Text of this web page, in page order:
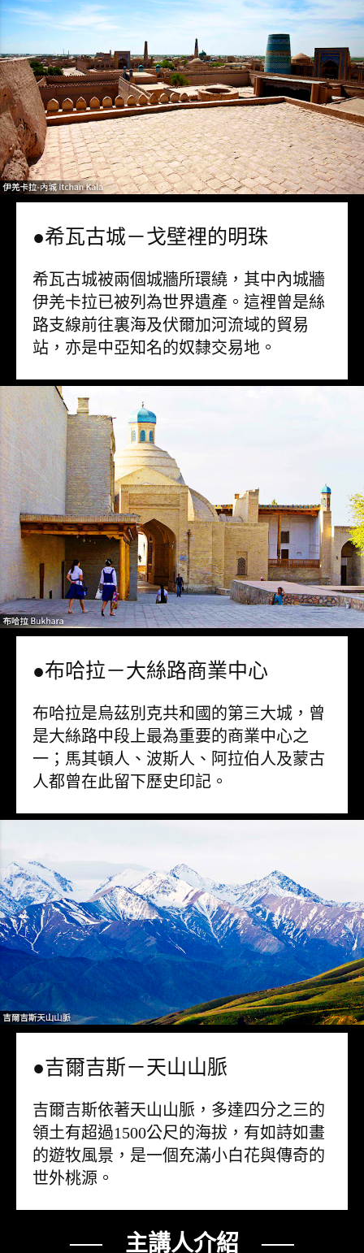
●希瓦古城－戈壁裡的明珠
希瓦古城被兩個城牆所環繞，其中內城牆
伊羌卡拉已被列為世界遺產。這裡曾是絲
路支線前往裏海及伏爾加河流域的貿易
站，亦是中亞知名的奴隸交易地。
●布哈拉－大絲路商業中心
布哈拉是烏茲別克共和國的第三大城，曾
是大絲路中段上最為重要的商業中心之
一；馬其頓人、波斯人、阿拉伯人及蒙古
人都曾在此留下歷史印記。
●吉爾吉斯－天山山脈
吉爾吉斯依著天山山脈，多達四分之三的
領土有超過1500公尺的海拔，有如詩如畫
的遊牧風景，是一個充滿小白花與傳奇的
世外桃源。
── 主講人介紹 ──